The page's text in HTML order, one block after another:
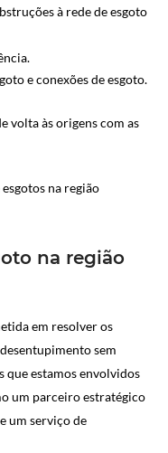
à rede de esgoto
e conexões de esgoto.
volta às origens com as
na região
na região
em resolver os
sem
que estamos envolvidos
um parceiro estratégico
um serviço de